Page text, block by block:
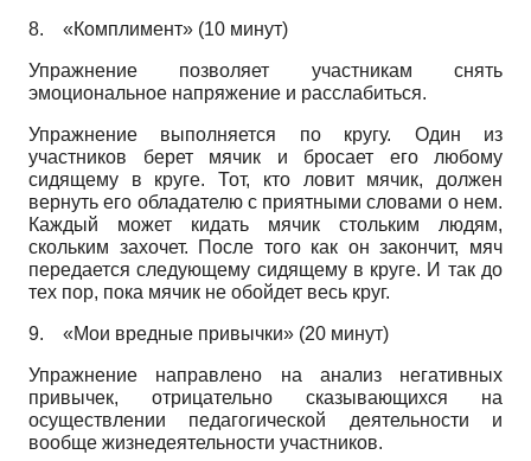
8. «Комплимент» (10 минут)
Упражнение позволяет участникам снять
эмоциональное напряжение и расслабиться.
Упражнение выполняется по кругу. Один из
участников берет мячик и бросает его любому
сидящему в круге. Тот, кто ловит мячик, должен
вернуть его обладателю с приятными словами о нем.
Каждый может кидать мячик стольким людям,
скольким захочет. После того как он закончит, мяч
передается следующему сидящему в круге. И так до
тех пор, пока мячик не обойдет весь круг.
9. «Мои вредные привычки» (20 минут)
Упражнение направлено на анализ негативных
привычек, отрицательно сказывающихся на
осуществлении педагогической деятельности и
вообще жизнедеятельности участников.